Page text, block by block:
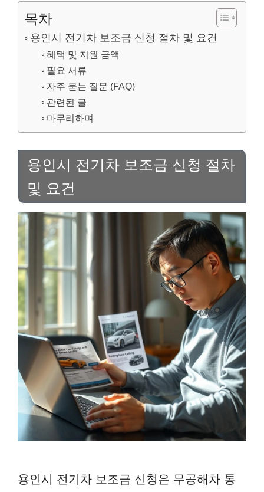
목차
용인시 전기차 보조금 신청 절차 및 요건
혜택 및 지원 금액
필요 서류
자주 묻는 질문 (FAQ)
관련된 글
마무리하며
용인시 전기차 보조금 신청 절차
및 요건
용인시 전기차 보조금 신청은 무공해차 통